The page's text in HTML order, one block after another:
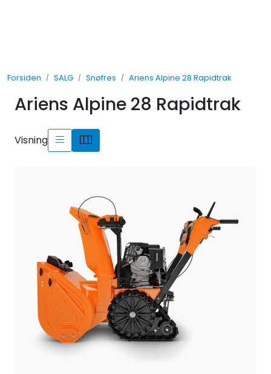
Forsiden SALG Snøfres Ariens Alpine 28 Rapidtrak
Ariens Alpine 28 Rapidtrak
Visning
SALG
AVDELINGER